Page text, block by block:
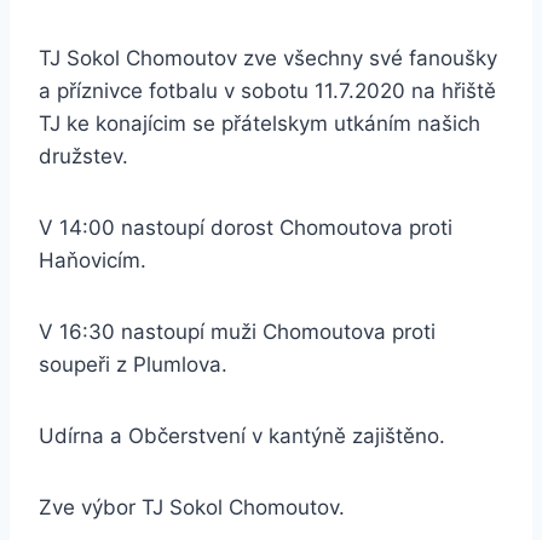
TJ Sokol Chomoutov zve všechny své fanoušky
a příznivce fotbalu v sobotu 11.7.2020 na hřiště
TJ ke konajícim se přátelskym utkáním našich
družstev.
V 14:00 nastoupí dorost Chomoutova proti
Haňovicím.
V 16:30 nastoupí muži Chomoutova proti
soupeři z Plumlova.
Udírna a Občerstvení v kantýně zajištěno.
Zve výbor TJ Sokol Chomoutov.